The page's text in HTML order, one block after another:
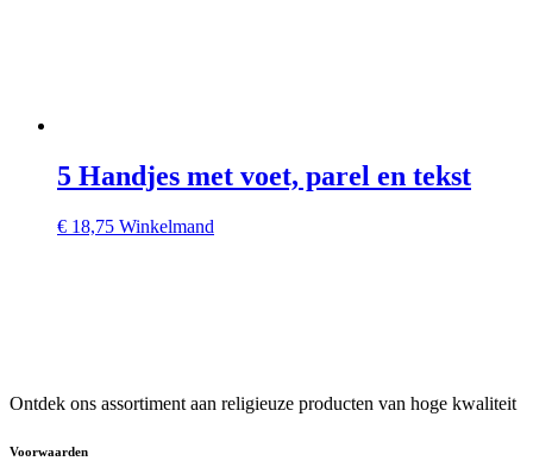
5 Handjes met voet, parel en tekst
€ 18,75 Winkelmand
Ontdek ons assortiment aan religieuze producten van hoge kwaliteit
Voorwaarden